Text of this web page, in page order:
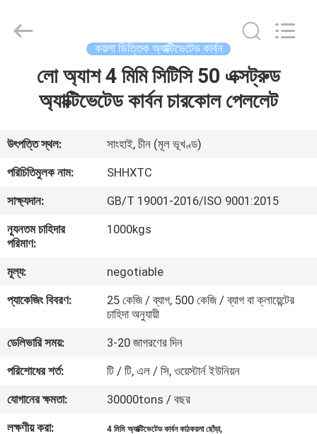
আমাদের
সম্পর্কে
কারখানা
ভ্রমণ
মান
নিয়ন্ত্রণ
যোগাযোগ
করুন
Carbon
Co.,Ltd..
কয়লা ভিত্তিক অ্যাক্টিভেটেড কার্বন
লো অ্যাশ 4 মিমি সিটিসি 50 এক্সট্রুড
অ্যাক্টিভেটেড কার্বন চারকোল পেললেট
উৎপত্তি স্থল:
সাংহাই, চীন (মূল ভূখণ্ড)
পরিচিতিমুলক নাম:
SHHXTC
সাক্ষ্যদান:
GB/T 19001-2016/ISO 9001:2015
ন্যূনতম চাহিদার
পরিমাণ:
1000kgs
মূল্য:
negotiable
প্যাকেজিং বিবরণ:
25 কেজি / ব্যাগ, 500 কেজি / ব্যাগ বা ক্লায়েন্টের
চাহিদা অনুযায়ী
ডেলিভারি সময়:
3-20 জাগরণের দিন
পরিশোধের শর্ত:
টি / টি, এল / সি, ওয়েস্টার্ন ইউনিয়ন
যোগানের ক্ষমতা:
30000tons / বছর
লক্ষণীয় করা:
4 মিমি অ্যাক্টিভেটেড কার্বন কাঠকয়লা ছোঁড়া,